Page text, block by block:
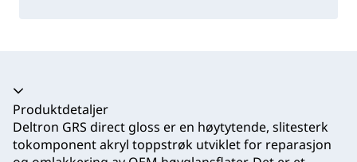
Trekkspill kollapset
Produktdetaljer
Deltron GRS direct gloss er en høytytende, slitesterk
tokomponent akryl toppstrøk utviklet for reparasjon